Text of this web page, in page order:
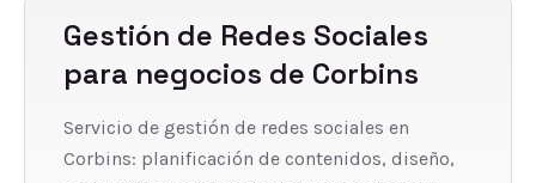
Gestión de Redes Sociales
para negocios de Corbins
Servicio de gestión de redes sociales en
Corbins: planificación de contenidos, diseño,